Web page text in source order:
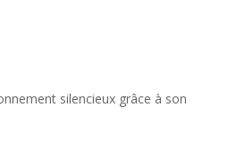
silencieux grâce à son